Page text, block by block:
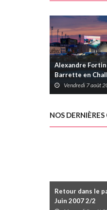
Alexandre Fortin
Barrette en
des premières
au GP3R
Vendredi 7 août
NOS
Retour dans le
Juin 2007 2/2